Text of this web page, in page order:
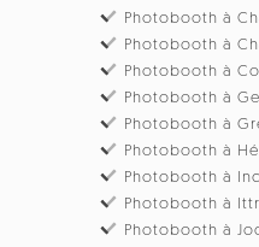
Photobooth à
Photobooth à
Photobooth à
Photobooth à
Photobooth à
Photobooth à
Photobooth à
Photobooth à
Photobooth à